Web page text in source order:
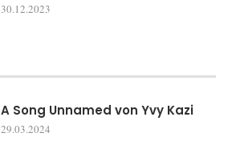
30.12.2023
A Song Unnamed von Yvy Kazi
29.03.2024